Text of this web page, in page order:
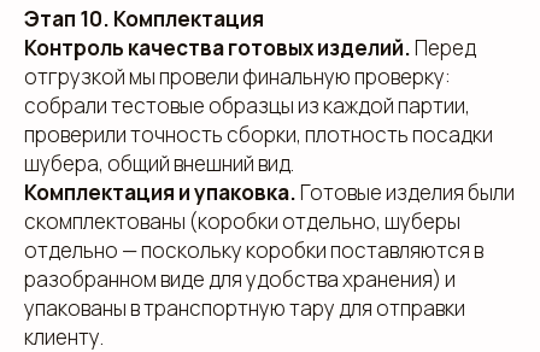
Этап 10. Комплектация
Контроль качества готовых изделий.Перед
отгрузкой мы провели финальную проверку:
собрали тестовые образцы из каждой партии,
проверили точность сборки, плотность посадки
шубера, общий внешний вид.
Комплектация и упаковка.Готовые изделия были
скомплектованы (коробки отдельно, шуберы
отдельно — поскольку коробки поставляются в
разобранном виде для удобства хранения) и
упакованы в транспортную тару для отправки
клиенту.
Отправить
телеграм
вконтакте
+7 (343) 288 56 30
info@estetis.ru